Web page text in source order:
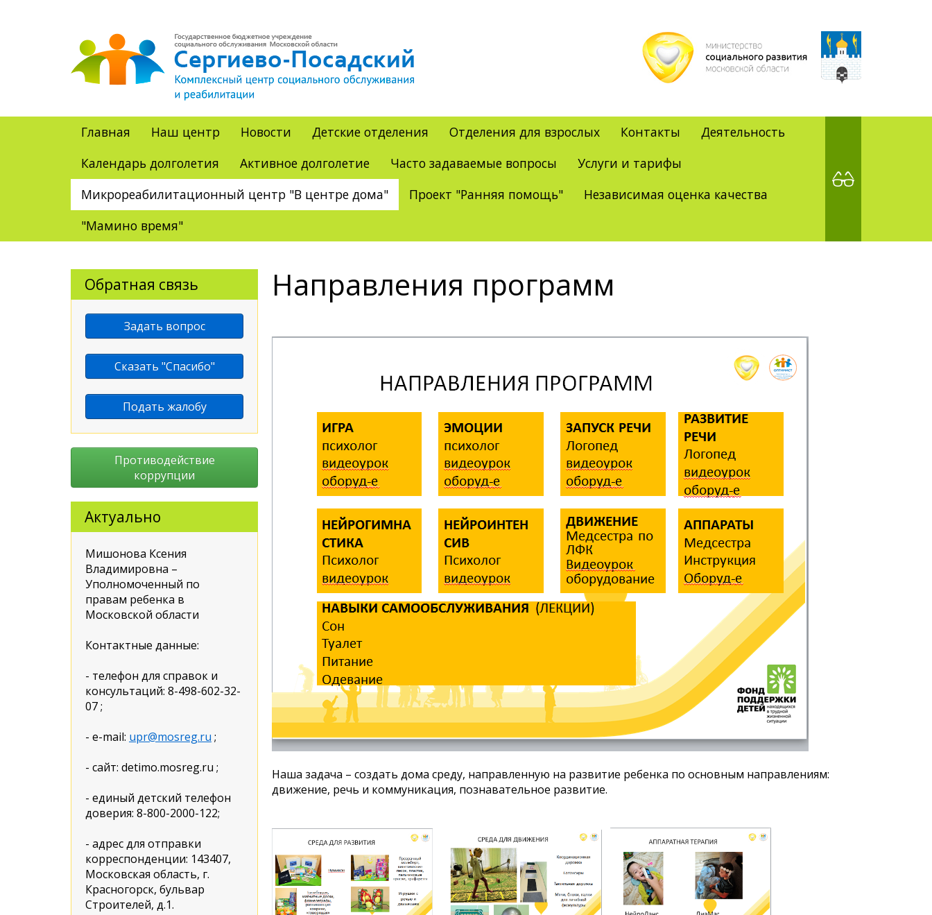
Главная Наш центр Новости Детские отделения Отделения для взрослых Контакты
Деятельность
Календарь долголетия
Активное долголетие Часто задаваемые вопросы
Услуги и тарифы
Микрореабилитационный центр "В центре дома"
Проект "Ранняя помощь"
Независимая оценка качества
"Мамино время"
Направления программ
Наша задача – создать дома среду, направленную на развитие ребенка по основным направлениям:
движение, речь и коммуникация, познавательное развитие.
Обратная связь
Задать вопрос
Сказать "Спасибо"
Подать жалобу
Противодействие
коррупции
Актуально
Мишонова Ксения
Владимировна –
Уполномоченный по
правам ребенка в
Московской области
Контактные данные:
- телефон для справок и
консультаций: 8-498-602-32-
07 ;
- e-mail: upr@mosreg.ru ;
- сайт: detimo.mosreg.ru ;
- единый детский телефон
доверия: 8-800-2000-122;
- адрес для отправки
корреспонденции: 143407,
Московская область, г.
Красногорск, бульвар
Строителей, д.1.